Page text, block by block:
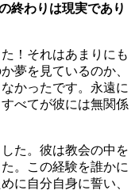
終わりは現実であり
！それはあまりにも
夢を見ているのか、
かったです。永遠に
べてが彼には無関係
た。彼は教会の中を
。この経験を誰かに
に自分自身に誓い、